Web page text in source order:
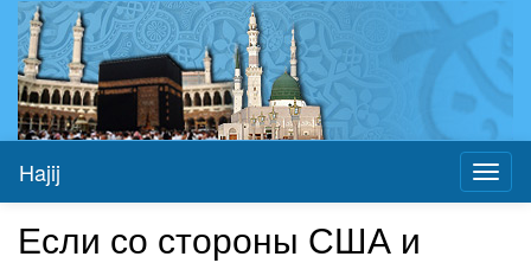
Hajij
Если со стороны США и